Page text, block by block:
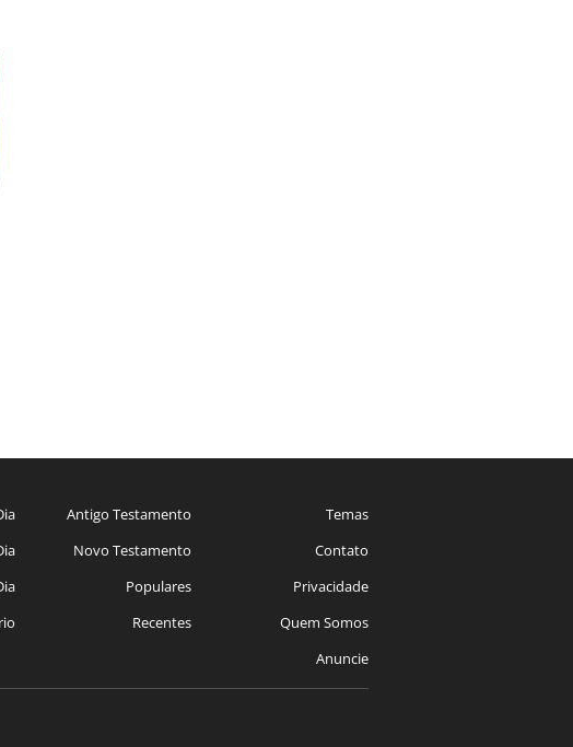
Antigo Testamento
Novo Testamento
Populares
Recentes
Temas
Contato
Privacidade
Quem Somos
Anuncie